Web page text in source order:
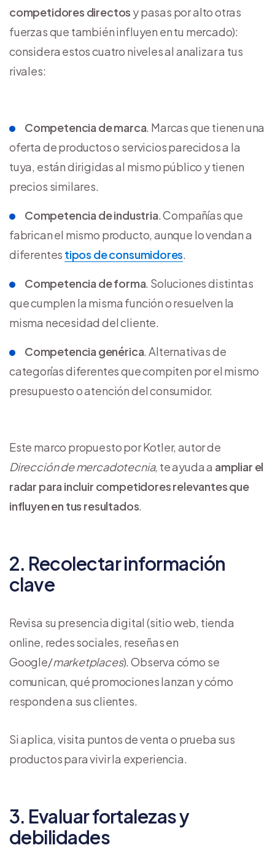
competidores directos y pasas por alto otras
fuerzas que también influyen en tu mercado):
considera estos cuatro niveles al analizar a tus
rivales:
Competencia de marca. Marcas que tienen una
oferta de productos o servicios parecidos a la
tuya, están dirigidas al mismo público y tienen
precios similares.
Competencia de industria. Compañías que
fabrican el mismo producto, aunque lo vendan a
diferentes tipos de consumidores.
Competencia de forma. Soluciones distintas
que cumplen la misma función o resuelven la
misma necesidad del cliente.
Competencia genérica. Alternativas de
categorías diferentes que compiten por el mismo
presupuesto o atención del consumidor.
Este marco propuesto por Kotler, autor de
Dirección de mercadotecnia, te ayuda a ampliar el
radar para incluir competidores relevantes que
influyen en tus resultados.
2. Recolectar información
clave
Revisa su presencia digital (sitio web, tienda
online, redes sociales, reseñas en
Google/marketplaces). Observa cómo se
comunican, qué promociones lanzan y cómo
responden a sus clientes.
Si aplica, visita puntos de venta o prueba sus
productos para vivir la experiencia.
3. Evaluar fortalezas y
debilidades